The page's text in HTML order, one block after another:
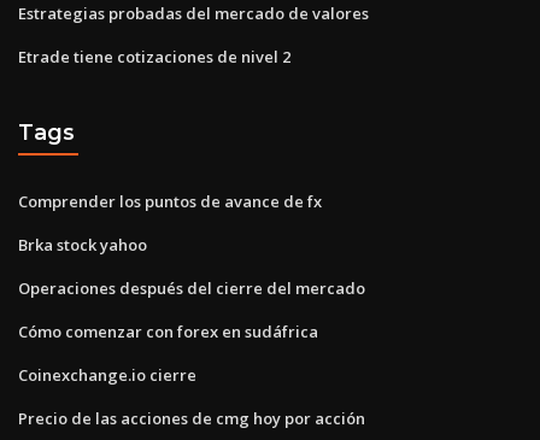
Estrategias probadas del mercado de valores
Etrade tiene cotizaciones de nivel 2
Tags
Comprender los puntos de avance de fx
Brka stock yahoo
Operaciones después del cierre del mercado
Cómo comenzar con forex en sudáfrica
Coinexchange.io cierre
Precio de las acciones de cmg hoy por acción